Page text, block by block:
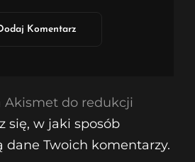
Akismet do redukcji
się, w jaki sposób
dane Twoich komentarzy.